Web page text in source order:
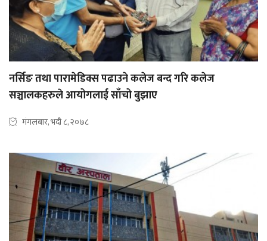
नर्सिङ तथा पारामेडिक्स पढाउने कलेज बन्द गरि कलेज
सञ्चालकहरुले आयोगलाई साँचो बुझाए
मंगलबार, भदौ ८, २०७८